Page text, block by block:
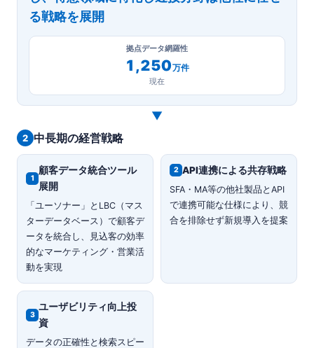
る戦略を展開
拠点データ網羅性
1,250万件
現在
▼
2 中長期の経営戦略
1
顧客データ統合ツール
展開
「ユーソナー」とLBC（マス
ターデータベース）で顧客デ
ータを統合し、見込客の効率
的なマーケティング・営業活
動を実現
2 API連携による共存戦略
SFA・MA等の他社製品とAPI
で連携可能な仕様により、競
合を排除せず新規導入を提案
3
ユーザビリティ向上投
資
データの正確性と検索スピー